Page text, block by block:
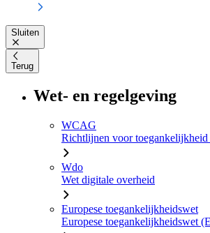
Sluiten
Terug
Wet- en regelgeving
WCAG
Richtlijnen voor
Wdo
Wet digitale overheid
Europese toegankelijkheidswet
Europese toegankelijkheidswet